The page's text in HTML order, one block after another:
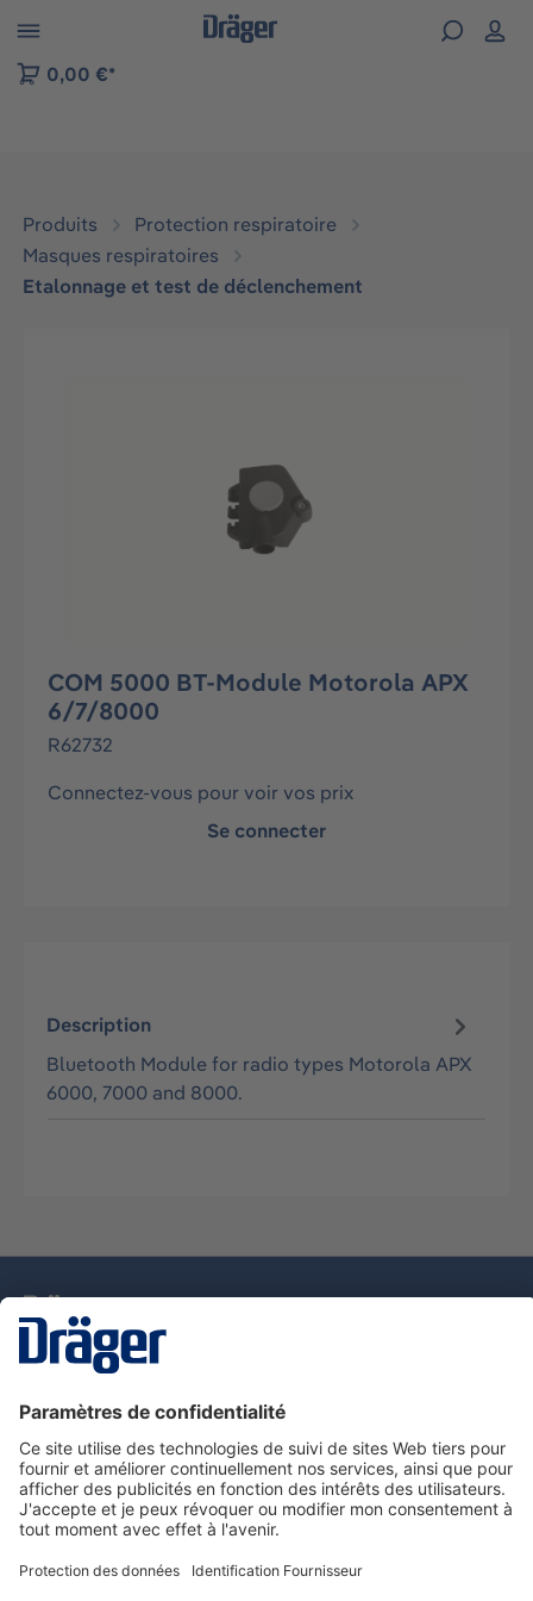
to B2B platform navigation
0,00 €*
Produits
Protection respiratoire
Masques respiratoires
Etalonnage et test de déclenchement
COM 5000 BT-Module Motorola APX
6/7/8000
R62732
Connectez-vous pour voir vos prix
Se connecter
Description
Bluetooth Module for radio types Motorola APX
6000, 7000 and 8000.
Nous contacter
Service de e-commande Dräger
Informations sur les produits